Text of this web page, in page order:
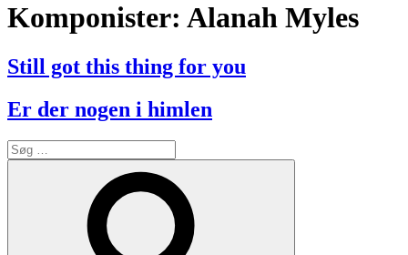
Komponister: Alanah Myles
Still got this thing for you
Er der nogen i himlen
Søg
efter: